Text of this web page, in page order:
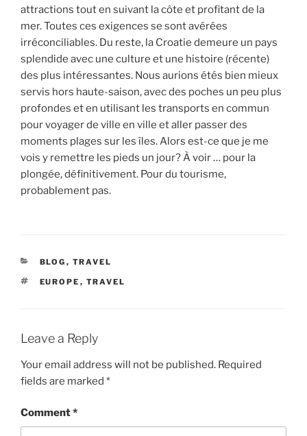
attractions tout en suivant la côte et profitant de la
mer. Toutes ces exigences se sont avérées
irréconciliables. Du reste, la Croatie demeure un pays
splendide avec une culture et une histoire (récente)
des plus intéressantes. Nous aurions étés bien mieux
servis hors haute-saison, avec des poches un peu plus
profondes et en utilisant les transports en commun
pour voyager de ville en ville et aller passer des
moments plages sur les îles. Alors est-ce que je me
vois y remettre les pieds un jour? À voir … pour la
plongée, définitivement. Pour du tourisme,
probablement pas.
CATEGORIES
BLOG , TRAVEL
TAGS
EUROPE , TRAVEL
Leave a Reply
Your email address will not be published. Required
fields are marked *
Comment*